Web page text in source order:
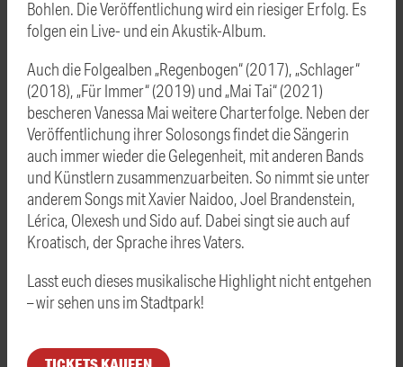
Bohlen. Die Veröffentlichung wird ein riesiger Erfolg. Es
folgen ein Live- und ein Akustik-Album.
Auch die Folgealben „Regenbogen“ (2017), „Schlager“
(2018), „Für Immer“ (2019) und „Mai Tai“ (2021)
bescheren Vanessa Mai weitere Charterfolge. Neben der
Veröffentlichung ihrer Solosongs findet die Sängerin
auch immer wieder die Gelegenheit, mit anderen Bands
und Künstlern zusammenzuarbeiten. So nimmt sie unter
anderem Songs mit Xavier Naidoo, Joel Brandenstein,
Lérica, Olexesh und Sido auf. Dabei singt sie auch auf
Kroatisch, der Sprache ihres Vaters.
Lasst euch dieses musikalische Highlight nicht entgehen
– wir sehen uns im Stadtpark!